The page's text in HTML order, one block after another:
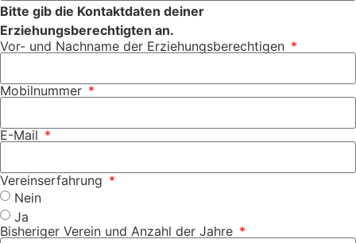
Bitte gib die Kontaktdaten deiner
Erziehungsberechtigten an.
Vor- und Nachname der Erziehungsberechtigen
Mobilnummer
E-Mail
Vereinserfahrung
Nein
Ja
Bisheriger Verein und Anzahl der Jahre